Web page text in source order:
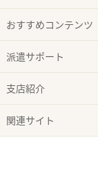
おすすめコンテンツ
派遣サポート
支店紹介
関連サイト